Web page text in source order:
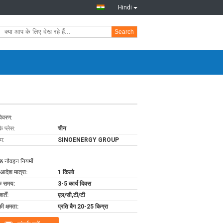
Hindi
Search
प्लेस:
चीन
SINOENERGY GROUP
नौवहन नियमों:
मात्रा:
1 किलो
समय:
3-5 कार्य दिवस
एल/सी,टी/टी
क्षमता:
प्रति बैग 20-25 किग्रा